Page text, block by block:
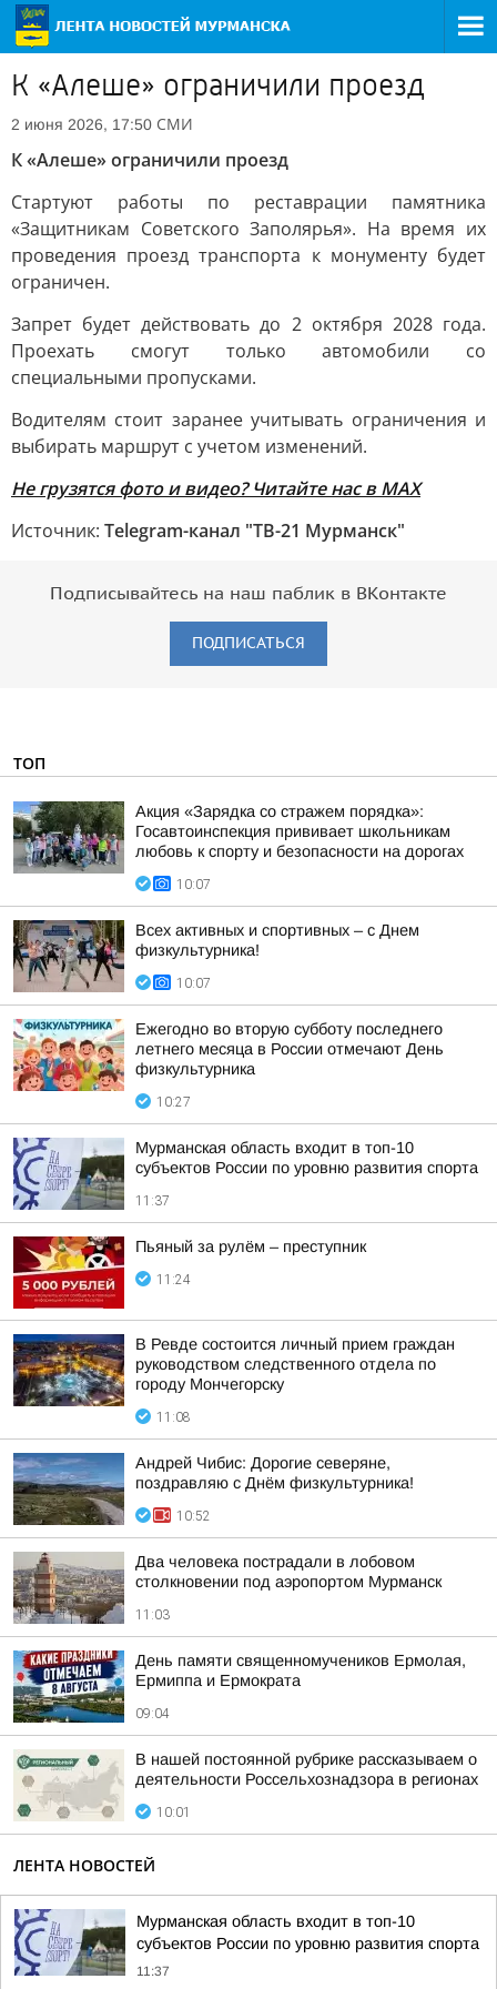
К «Алеше» ограничили проезд
2 июня 2026, 17:50 СМИ
К «Алеше» ограничили проезд
Стартуют работы по реставрации памятника
«Защитникам Советского Заполярья». На время их
проведения проезд транспорта к монументу будет
ограничен.
Запрет будет действовать до 2 октября 2028 года.
Проехать смогут только автомобили со
специальными пропусками.
Водителям стоит заранее учитывать ограничения и
выбирать маршрут с учетом изменений.
Не грузятся фото и видео? Читайте нас в MAX
Источник: Telegram-канал "ТВ-21 Мурманск"
Подписывайтесь на наш паблик в ВКонтакте
ПОДПИСАТЬСЯ
ТОП
Акция «Зарядка со стражем порядка»:
Госавтоинспекция прививает школьникам
любовь к спорту и безопасности на дорогах
10:07
Всех активных и спортивных – с Днем
физкультурника!
10:07
Ежегодно во вторую субботу последнего
летнего месяца в России отмечают День
физкультурника
10:27
Мурманская область входит в топ-10
субъектов России по уровню развития спорта
11:37
Пьяный за рулём – преступник
11:24
В Ревде состоится личный прием граждан
руководством следственного отдела по
городу Мончегорску
11:08
Андрей Чибис: Дорогие северяне,
поздравляю с Днём физкультурника!
10:52
Два человека пострадали в лобовом
столкновении под аэропортом Мурманск
11:03
День памяти священномучеников Ермолая,
Ермиппа и Ермократа
09:04
В нашей постоянной рубрике рассказываем о
деятельности Россельхознадзора в регионах
10:01
ЛЕНТА НОВОСТЕЙ
Мурманская область входит в топ-10
субъектов России по уровню развития спорта
11:37